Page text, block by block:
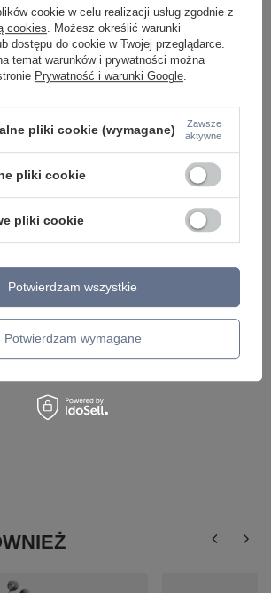
bezprzewodowa
na zewnątrz EURIA Just
Lampka stołowa
Leuchten Direkt
cookie w celu realizacji usług zgodnie z
cookies . Możesz określić warunki
dostępu do cookie w Twojej przeglądarce.
temat warunków i prywatności można
Prywatność i warunki Google
pliki cookie (wymagane)
Zawsze
aktywne
pliki cookie
pliki cookie
Potwierdzam wymagane
Potwierdzam wszystkie